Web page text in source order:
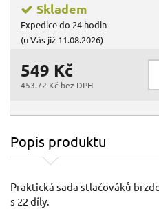
Skladem
Expedice do 24 hodin
(u Vás již 11.08.2026)
549 Kč
453.72 Kč bez DPH
Popis produktu
Praktická sada stlačováků
s 22 díly.